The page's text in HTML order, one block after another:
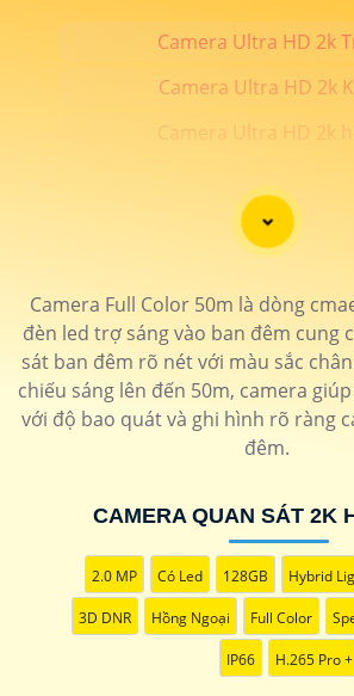
Camera Ultra HD 2k
Camera Ultra HD 2k
Camera Ultra HD 2k
💎
️🖍 lắp camera hình ảnh chất lượng sắt
4MP trở lên đạt chất lượng 2k thương
bảo hành chính hãng 24 tháng.
cung cấp những dòng sản phẩm
ảnh sắt nét cho công trình chất
LOẠI CAMERA ULTRA 2K
THÔNG TIN
💎 Trọn Bộ Camera 2K
Bộ 4 camera sắt nét tích hợp
Camera Full Color 50m là dòng
đèn led trợ sáng vào ban đêm cung
sát ban đêm rõ nét với màu sắc
chiếu sáng lên đến 50m, camera
với độ bao quát và ghi hình rõ ràng
đêm.
CAMERA QUAN SÁT 2K
2.0 MP Có Led 128GB Hybrid
3D DNR Hồng Ngoại Full Color
IP66 H.265 Pro +